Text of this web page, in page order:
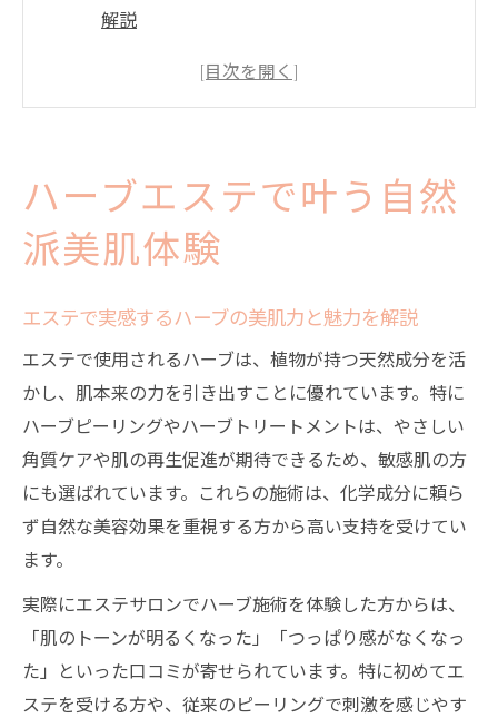
解説
ハーブエステの自然な美容効果と透明感ア
ハーブのやさしさがエステで実感できる理
由とは
エステサロンのハーブ施術で得られる健康
的な肌とは
エステで受けるハーブ施術の主要な美肌効
果とは
ハーブピーリングの効果とエステならでは
のメリット
エステでのハーブ導入が肌に与える影響を
ハーブによるエステ施術後の肌変化を実感
するポイント
エステでハーブティーと施術の相乗効果を
知る
ハーブエステで叶う自然
派美肌体験
エステで実感するハーブの美肌力と魅力を解説
エステで使用されるハーブは、植物が持つ天然成分を活
かし、肌本来の力を引き出すことに優れています。特に
ハーブピーリングやハーブトリートメントは、やさしい
角質ケアや肌の再生促進が期待できるため、敏感肌の方
にも選ばれています。これらの施術は、化学成分に頼ら
ず自然な美容効果を重視する方から高い支持を受けてい
ます。
実際にエステサロンでハーブ施術を体験した方からは、
「肌のトーンが明るくなった」「つっぱり感がなくなっ
た」といった口コミが寄せられています。特に初めてエ
ステを受ける方や、従来のピーリングで刺激を感じやす